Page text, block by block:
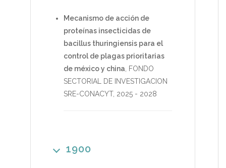
Mecanismo de acción de
proteínas insecticidas de
bacillus thuringiensis para el
control de plagas prioritarias
de méxico y china
FONDO
SECTORIAL DE INVESTIGACION
SRE-CONACYT, 2025 - 2028
1900